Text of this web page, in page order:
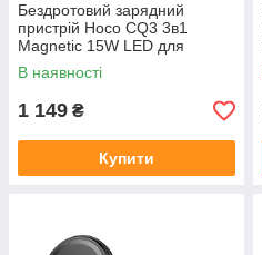
Бездротовий зарядний
пристрій Hoco CQ3 3в1
Magnetic 15W LED для
iPhone AirPods iWatch швидка
зарядка
В наявності
1 149 ₴
Купити